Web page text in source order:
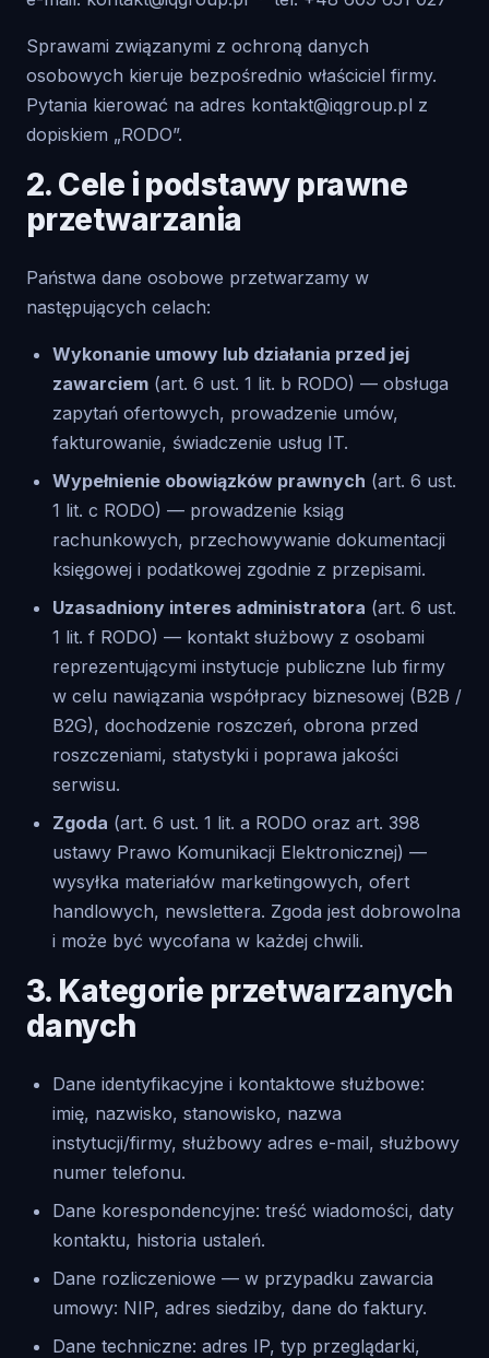
Sprawami związanymi z ochroną danych
osobowych kieruje bezpośrednio właściciel firmy.
Pytania kierować na adres kontakt@iqgroup.pl z
dopiskiem „RODO”.
2. Cele i podstawy prawne
przetwarzania
Państwa dane osobowe przetwarzamy w
następujących celach:
Wykonanie umowy lub działania przed jej
zawarciem (art. 6 ust. 1 lit. b RODO) — obsługa
zapytań ofertowych, prowadzenie umów,
fakturowanie, świadczenie usług IT.
Wypełnienie obowiązków prawnych (art. 6 ust.
1 lit. c RODO) — prowadzenie ksiąg
rachunkowych, przechowywanie dokumentacji
księgowej i podatkowej zgodnie z przepisami.
Uzasadniony interes administratora (art. 6 ust.
1 lit. f RODO) — kontakt służbowy z osobami
reprezentującymi instytucje publiczne lub firmy
w celu nawiązania współpracy biznesowej (B2B /
B2G), dochodzenie roszczeń, obrona przed
roszczeniami, statystyki i poprawa jakości
serwisu.
Zgoda (art. 6 ust. 1 lit. a RODO oraz art. 398
ustawy Prawo Komunikacji Elektronicznej) —
wysyłka materiałów marketingowych, ofert
handlowych, newslettera. Zgoda jest dobrowolna
i może być wycofana w każdej chwili.
3. Kategorie przetwarzanych
danych
Dane identyfikacyjne i kontaktowe służbowe:
imię, nazwisko, stanowisko, nazwa
instytucji/firmy, służbowy adres e-mail, służbowy
numer telefonu.
Dane korespondencyjne: treść wiadomości, daty
kontaktu, historia ustaleń.
Dane rozliczeniowe — w przypadku zawarcia
umowy: NIP, adres siedziby, dane do faktury.
Dane techniczne: adres IP, typ przeglądarki,